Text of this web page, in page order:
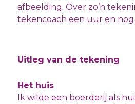
afbeelding. Over zo’n
tekencoach een uur en
Uitleg van de tekening
Het huis
Ik wilde een boerderij als